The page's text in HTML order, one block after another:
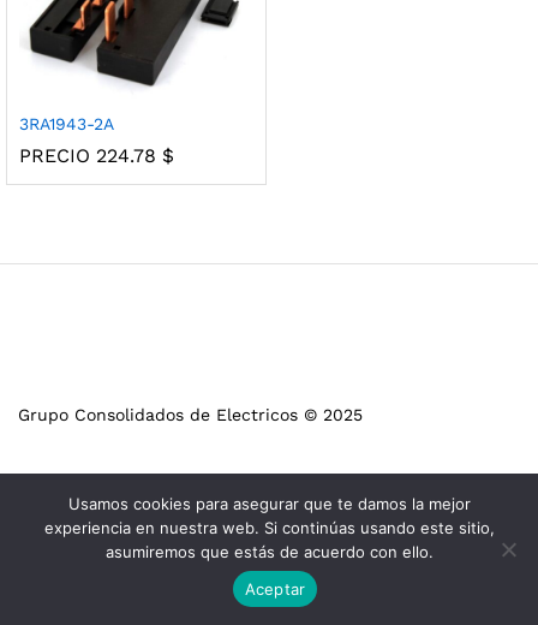
3RA1943-2A
PRECIO 224.78 $
Grupo Consolidados de Electricos © 2025
Usamos cookies para asegurar que te damos la mejor
experiencia en nuestra web. Si continúas usando este sitio,
asumiremos que estás de acuerdo con ello.
Aceptar